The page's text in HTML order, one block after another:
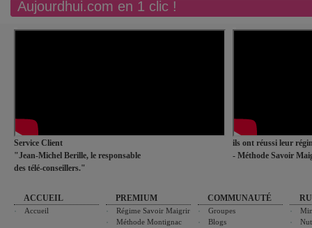
Aujourdhui.com en 1 clic !
Service Client
"Jean-Michel Berille, le responsable
des télé-conseillers."
ils ont réussi leur
- Méthode Savoir
ACCUEIL
Accueil
PREMIUM
Régime Savoir Maigrir
Méthode Montignac
COMMUNAUTÉ
Groupes
Blogs